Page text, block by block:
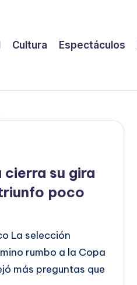
Cultura Espectáculos
su gira
poco
La selección
rumbo a la Copa
más preguntas que